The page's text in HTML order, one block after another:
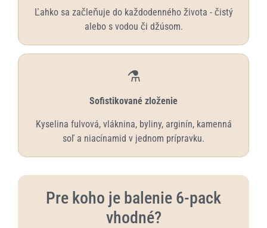
Ľahko sa začleňuje do každodenného života - čistý
alebo s vodou či džúsom.
⚗️
Sofistikované zloženie
Kyselina fulvová, vláknina, byliny, arginín, kamenná
soľ a niacínamid v jednom prípravku.
Pre koho je balenie 6-pack
vhodné?